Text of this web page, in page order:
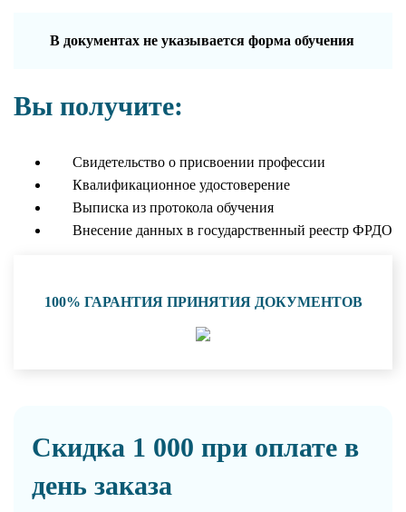
В документах не указывается форма обучения
Вы получите:
Свидетельство о присвоении профессии
Квалификационное удостоверение
Выписка из протокола обучения
Внесение данных в государственный реестр ФРДО
100% ГАРАНТИЯ ПРИНЯТИЯ ДОКУМЕНТОВ
Скидка 1 000 при оплате в
день заказа